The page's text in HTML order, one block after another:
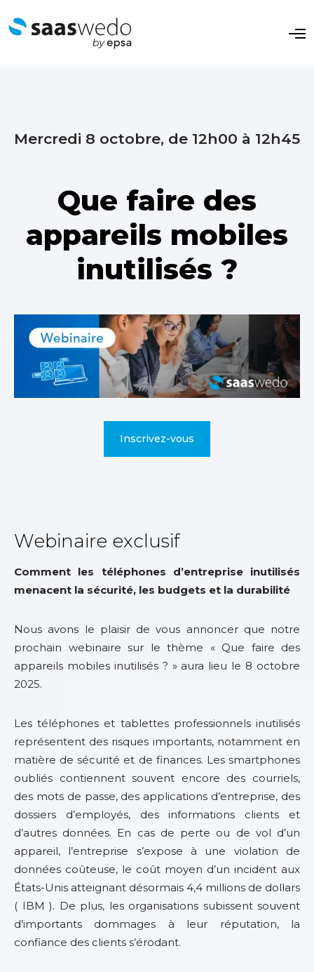
O
Mercredi 8 octobre, de 12h00 à 12h45
Que faire des
appareils mobiles
inutilisés ?
Inscrivez-vous
Webinaire exclusif
Comment les téléphones d’entreprise inutilisés
menacent la sécurité, les budgets et la durabilité
Nous avons le plaisir de vous annoncer que notre
prochain webinaire sur le thème « Que faire des
appareils mobiles inutilisés ? » aura lieu le 8 octobre
2025.
Les téléphones et tablettes professionnels inutilisés
représentent des risques importants, notamment en
matière de sécurité et de finances. Les smartphones
oubliés contiennent souvent encore des courriels,
des mots de passe, des applications d’entreprise, des
dossiers d’employés, des informations clients et
d’autres données. En cas de perte ou de vol d’un
appareil, l’entreprise s’expose à une violation de
données coûteuse, le coût moyen d’un incident aux
États-Unis atteignant désormais 4,4 millions de dollars
( IBM ). De plus, les organisations subissent souvent
d’importants dommages à leur réputation, la
confiance des clients s’érodant.